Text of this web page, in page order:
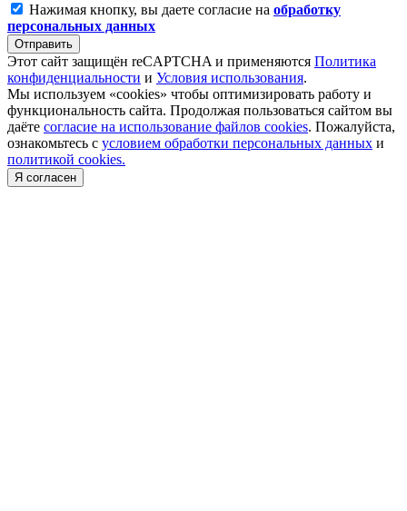
Нажимая кнопку, вы даете согласие на обработку
персональных данных
Отправить
Этот сайт защищён reCAPTCHA и применяются Политика
конфиденциальности и Условия использования.
Мы используем «cookies» чтобы оптимизировать работу и
функциональность сайта. Продолжая пользоваться сайтом вы
даёте согласие на использование файлов cookies. Пожалуйста,
ознакомьтесь с условием обработки персональных данных и
политикой cookies.
Я согласен